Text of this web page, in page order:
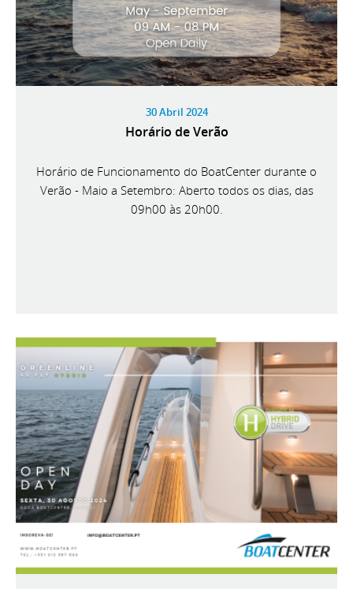
30 Abril 2024
Horário de Verão
Horário de Funcionamento do BoatCenter durante o
Verão - Maio a Setembro: Aberto todos os dias, das
09h00 às 20h00.